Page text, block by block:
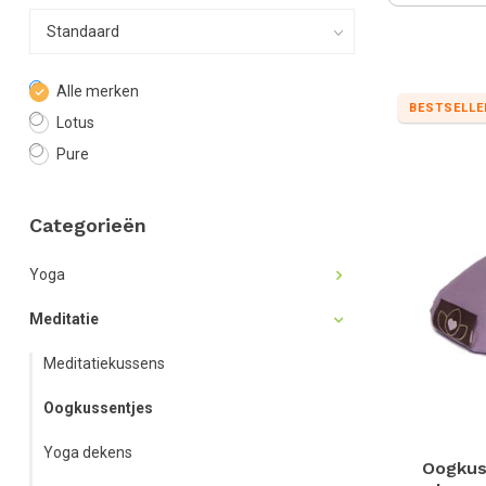
Alle merken
Lotus
Pure
Categorieën
Yoga
Meditatie
Meditatiekussens
Oogkussentjes
Yoga dekens